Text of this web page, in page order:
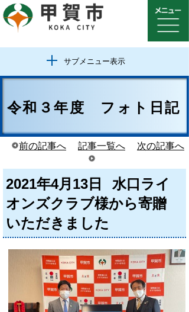
サブメニュー表示
令和３年度 フォト日記
前の記事へ 記事一覧へ 次の記事へ
2021年4月13日
水口ライ
オンズクラブ様から寄贈
いただきました